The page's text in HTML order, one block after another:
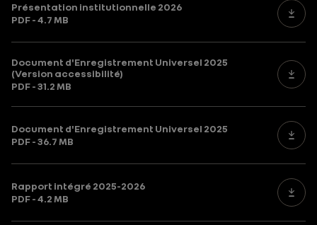
Présentation institutionnelle 2026
PDF - 4.7 MB
Document d'Enregistrement Universel 2025
(Version accessibilité)
PDF - 31.2 MB
Document d'Enregistrement Universel 2025
PDF - 36.7 MB
Rapport intégré 2025-2026
PDF - 4.2 MB